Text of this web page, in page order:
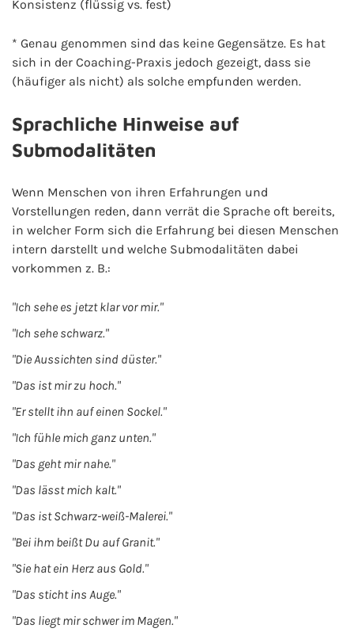
Konsistenz (flüssig vs. fest)
* Genau genommen sind das keine Gegensätze. Es hat
sich in der Coaching-Praxis jedoch gezeigt, dass sie
(häufiger als nicht) als solche empfunden werden.
Sprachliche Hinweise auf
Submodalitäten
Wenn Menschen von ihren Erfahrungen und
Vorstellungen reden, dann verrät die Sprache oft bereits,
in welcher Form sich die Erfahrung bei diesen Menschen
intern darstellt und welche Submodalitäten dabei
vorkommen z. B.:
"Ich sehe es jetzt klar vor mir."
"Ich sehe schwarz."
"Die Aussichten sind düster."
"Das ist mir zu hoch."
"Er stellt ihn auf einen Sockel."
"Ich fühle mich ganz unten."
"Das geht mir nahe."
"Das lässt mich kalt."
"Das ist Schwarz-weiß-Malerei."
"Bei ihm beißt Du auf Granit."
"Sie hat ein Herz aus Gold."
"Das sticht ins Auge."
"Das liegt mir schwer im Magen."